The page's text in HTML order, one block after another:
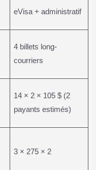
eVisa + administratif
4 billets long-
courriers
14 × 2 × 105 $ (2
payants estimés)
3 × 275 × 2